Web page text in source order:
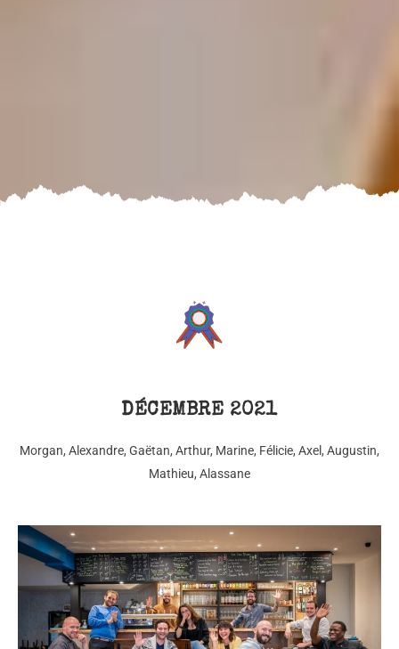
DÉCEMBRE 2021
Morgan, Alexandre, Gaëtan, Arthur, Marine, Félicie, Axel, Augustin,
Mathieu, Alassane